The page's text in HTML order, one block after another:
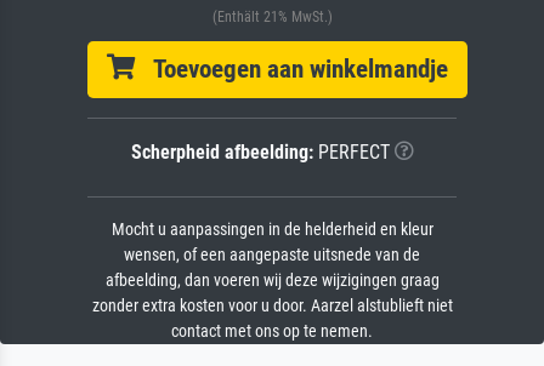
(Enthält 21% MwSt.)
Toevoegen aan winkelmandje
Scherpheid afbeelding:PERFECT
Mocht u aanpassingen in de helderheid en kleur
wensen, of een aangepaste uitsnede van de
afbeelding, dan voeren wij deze wijzigingen graag
zonder extra kosten voor u door. Aarzel alstublieft niet
contact met ons op te nemen.